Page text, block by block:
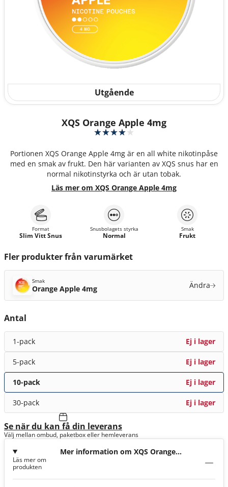
Utgående
XQS Orange Apple 4mg
Portionen XQS Orange Apple 4mg är en all white nikotinpåse
med en smak av frukt. Den här varianten av XQS snus har en
normal nikotinstyrka och är utan tobak.
Läs mer om XQS Orange Apple 4mg
Format
Slim Vitt Snus
Snusbolagets styrka
Normal
Smak
Frukt
Fler produkter från varumärket
Smak
Orange Apple 4mg Ändra
Antal
1-pack Ej i lager
5-pack Ej i lager
10-pack Ej i lager
30-pack Ej i lager
Se när du kan få din leverans
Välj mellan ombud, paketbox eller hemleverans
Mer information om XQS Orange
Läs mer om
produkten